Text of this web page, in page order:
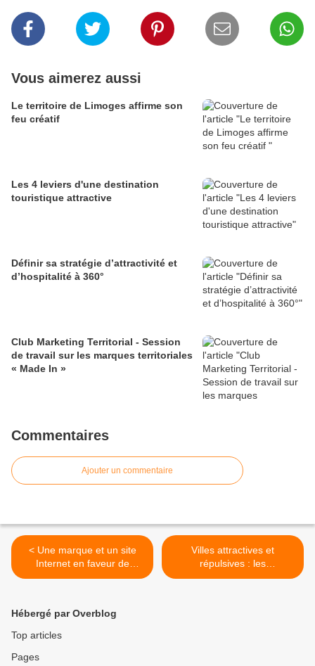
Vous aimerez aussi
Le territoire de Limoges affirme son
feu créatif
Les 4 leviers d'une destination
touristique attractive
Définir sa stratégie d’attractivité et
d’hospitalité à 360°
Club Marketing Territorial - Session
de travail sur les marques territoriales
« Made In »
Commentaires
Ajouter un commentaire
< Une marque et un site
Internet en faveur de
l'attractivité de Düsseldorf
Villes attractives et
répulsives : les
représentations des
Hébergé par Overblog
Top articles
Pages